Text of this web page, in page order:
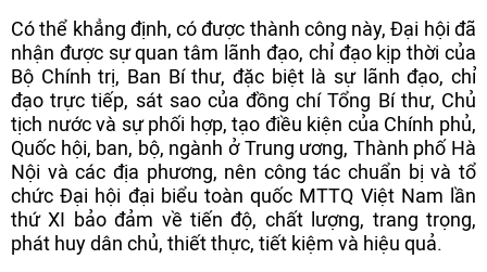
Có thể khẳng định, có được thành công này, Đại hội đã
nhận được sự quan tâm lãnh đạo, chỉ đạo kịp thời của
Bộ Chính trị, Ban Bí thư, đặc biệt là sự lãnh đạo, chỉ
đạo trực tiếp, sát sao của đồng chí Tổng Bí thư, Chủ
tịch nước và sự phối hợp, tạo điều kiện của Chính phủ,
Quốc hội, ban, bộ, ngành ở Trung ương, Thành phố Hà
Nội và các địa phương, nên công tác chuẩn bị và tổ
chức Đại hội đại biểu toàn quốc MTTQ Việt Nam lần
thứ XI bảo đảm về tiến độ, chất lượng, trang trọng,
phát huy dân chủ, thiết thực, tiết kiệm và hiệu quả.